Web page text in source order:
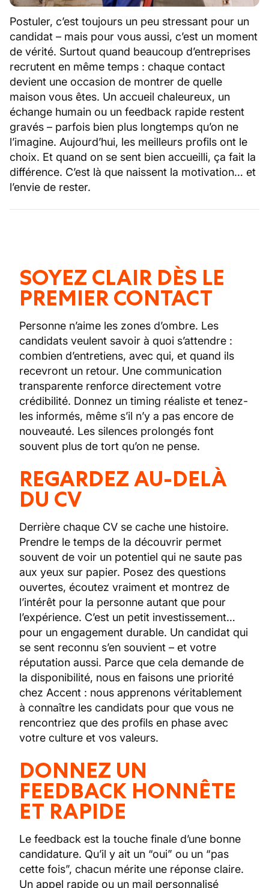
Postuler, c’est toujours un peu stressant pour un
candidat – mais pour vous aussi, c’est un moment
de vérité. Surtout quand beaucoup d’entreprises
recrutent en même temps : chaque contact
devient une occasion de montrer de quelle
maison vous êtes. Un accueil chaleureux, un
échange humain ou un feedback rapide restent
gravés – parfois bien plus longtemps qu’on ne
l’imagine. Aujourd’hui, les meilleurs profils ont le
choix. Et quand on se sent bien accueilli, ça fait la
différence. C’est là que naissent la motivation… et
l’envie de rester.
SOYEZ CLAIR DÈS LE
PREMIER CONTACT
Personne n’aime les zones d’ombre. Les
candidats veulent savoir à quoi s’attendre :
combien d’entretiens, avec qui, et quand ils
recevront un retour. Une communication
transparente renforce directement votre
crédibilité. Donnez un timing réaliste et tenez-
les informés, même s’il n’y a pas encore de
nouveauté. Les silences prolongés font
souvent plus de tort qu’on ne pense.
REGARDEZ AU-DELÀ
DU CV
Derrière chaque CV se cache une histoire.
Prendre le temps de la découvrir permet
souvent de voir un potentiel qui ne saute pas
aux yeux sur papier. Posez des questions
ouvertes, écoutez vraiment et montrez de
l’intérêt pour la personne autant que pour
l’expérience. C’est un petit investissement…
pour un engagement durable. Un candidat qui
se sent reconnu s’en souvient – et votre
réputation aussi. Parce que cela demande de
la disponibilité, nous en faisons une priorité
chez Accent : nous apprenons véritablement
à connaître les candidats pour que vous ne
rencontriez que des profils en phase avec
votre culture et vos valeurs.
DONNEZ UN
FEEDBACK HONNÊTE
ET RAPIDE
Le feedback est la touche finale d’une bonne
candidature. Qu’il y ait un “oui” ou un “pas
cette fois”, chacun mérite une réponse claire.
Un appel rapide ou un mail personnalisé